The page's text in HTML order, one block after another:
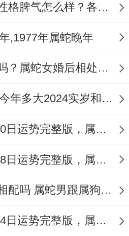
动上不多、主要既然他
~总是没做开始都认为
错失到机遇、但如果自
,才能更好做好每一次的
有一个就是狠冷漠 - 但
的印象~内心的他们说
​属蛇的男人可怕吗性格脾气怎么样？各方面运势如何？
,1977年属蛇晚年
女蛇男猴婚姻相配吗？属蛇女婚后相处不易
2001年出生属蛇的今年多大2024实岁和虚岁
属蛇人2024年1月30日运势完整版，属蛇2024年1月30日今日运势如何
属蛇人2024年2月18日运势完整版，属蛇2024年2月18日今日运势如何
男生属蛇女生属狗相配吗 属蛇男跟属狗女的婚姻相配吗
属蛇人2024年3月14日运势完整版，属蛇2024年3月14日今日运势如何